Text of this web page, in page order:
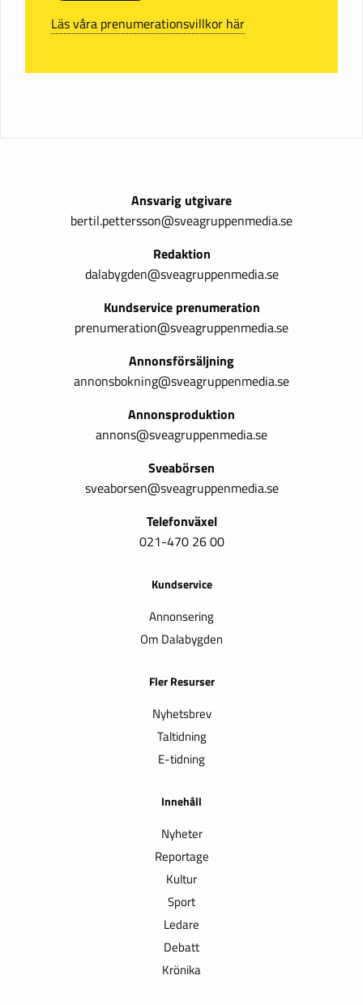
Läs våra prenumerationsvillkor här
Ansvarig utgivare
bertil.pettersson@sveagruppenmedia.se
Redaktion
dalabygden@sveagruppenmedia.se
Kundservice prenumeration
prenumeration@sveagruppenmedia.se
Annonsförsäljning
annonsbokning@sveagruppenmedia.se
Annonsproduktion
annons@sveagruppenmedia.se
Sveabörsen
sveaborsen@sveagruppenmedia.se
Telefonväxel
021-470 26 00
Kundservice
Annonsering
Om Dalabygden
Fler Resurser
Nyhetsbrev
Taltidning
E-tidning
Innehåll
Nyheter
Reportage
Kultur
Sport
Ledare
Debatt
Krönika